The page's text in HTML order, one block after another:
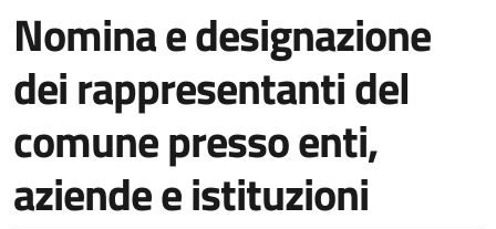
Nomina e designazione
dei rappresentanti del
comune presso enti,
aziende e istituzioni